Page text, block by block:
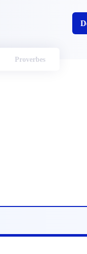
Proverbes